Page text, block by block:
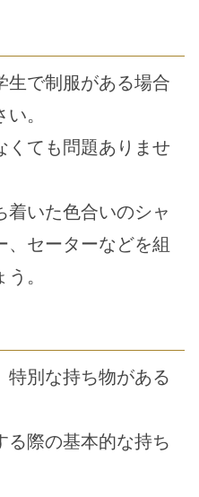
生で制服がある場合
。
くても問題ありませ
着いた色合いのシャ
、セーターなどを組
。
特別な持ち物がある
る際の基本的な持ち